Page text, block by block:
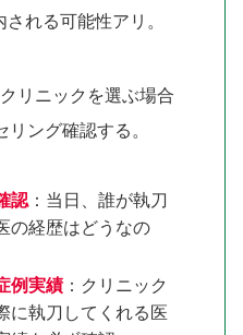
れる可能性アリ。
リニックを選ぶ場合
ング確認する。
認：当日、誰が執刀
の経歴はどうなの
例実績：クリニック
に執刀してくれる医